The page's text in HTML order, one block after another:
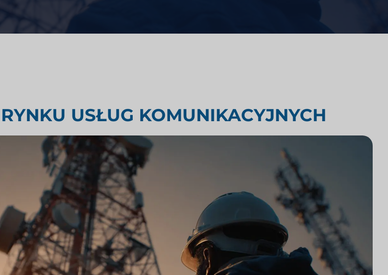
Badania oceny rynku
Integracja technologii kancelarii
Badania rynku kancelarii prawnych
USŁUG KOMUNIKACYJNYCH